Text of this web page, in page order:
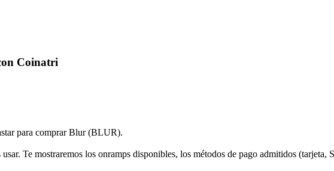
Coinatri
para comprar Blur (BLUR).
Te mostraremos los onramps disponibles, los métodos de pago admitidos